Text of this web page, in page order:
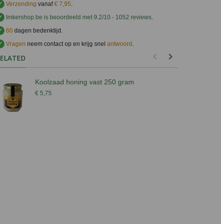
Verzending vanaf€ 7,95.
Imkershop.be is beoordeeld met9.2/10 -1052 reviews.
60dagen bedenktijd.
Vragen neem contact op en krijg snel antwoord ..
Koolzaad honing vast 250 gram
€ 5,75